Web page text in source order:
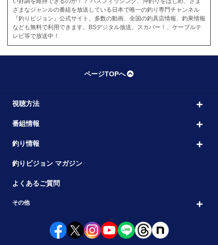
ざまなジャンルの番組を放送している日本で唯一の釣り専門チャンネル
『釣りビジョン』公式サイト。多数の動画、全国の釣具店情報、釣果情報
なども無料で利用できます。BSデジタル放送、スカパー！、ケーブルテ
レビ等で放送中！
ページTOPへ
視聴方法
番組情報
釣り情報
釣りビジョン マガジン
よくあるご質問
その他